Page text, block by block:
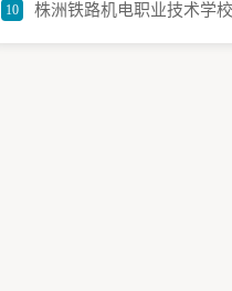
10
株洲铁路机电职业技术学
级？